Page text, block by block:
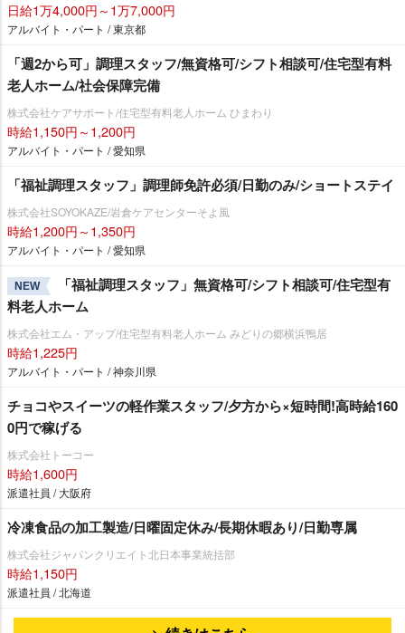
日給1万4,000円～1万7,000円
アルバイト・パート / 東京都
「週2から可」調理スタッフ/無資格可/シフト相談可/住宅型有料
老人ホーム/社会保障完備
株式会社ケアサポート/住宅型有料老人ホーム ひまわり
時給1,150円～1,200円
アルバイト・パート / 愛知県
「福祉調理スタッフ」調理師免許必須/日勤のみ/ショートステイ
株式会社SOYOKAZE/岩倉ケアセンターそよ風
時給1,200円～1,350円
アルバイト・パート / 愛知県
NEW
「福祉調理スタッフ」無資格可/シフト相談可/住宅型有
料老人ホーム
株式会社エム・アップ/住宅型有料老人ホーム みどりの郷横浜鴨居
時給1,225円
アルバイト・パート / 神奈川県
チョコやスイーツの軽作業スタッフ/夕方から×短時間!高時給160
0円で稼げる
株式会社トーコー
時給1,600円
派遣社員 / 大阪府
冷凍食品の加工製造/日曜固定休み/長期休暇あり/日勤専属
株式会社ジャパンクリエイト北日本事業統括部
時給1,150円
派遣社員 / 北海道